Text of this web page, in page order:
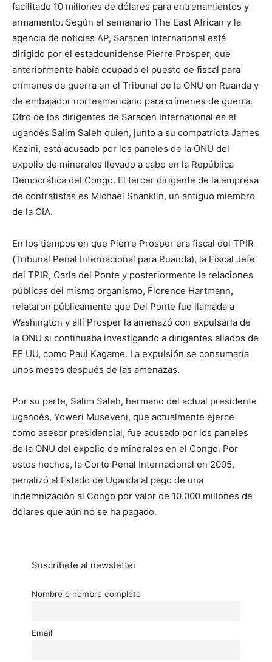
facilitado 10 millones de dólares para entrenamientos y
armamento. Según el semanario The East African y la
agencia de noticias AP, Saracen International está
dirigido por el estadounidense Pierre Prosper, que
anteriormente había ocupado el puesto de fiscal para
crímenes de guerra en el Tribunal de la ONU en Ruanda y
de embajador norteamericano para crímenes de guerra.
Otro de los dirigentes de Saracen International es el
ugandés Salim Saleh quien, junto a su compatriota James
Kazini, está acusado por los paneles de la ONU del
expolio de minerales llevado a cabo en la República
Democrática del Congo. El tercer dirigente de la empresa
de contratistas es Michael Shanklin, un antiguo miembro
de la CIA.
En los tiempos en que Pierre Prosper era fiscal del TPIR
(Tribunal Penal Internacional para Ruanda), la Fiscal Jefe
del TPIR, Carla del Ponte y posteriormente la relaciones
públicas del mismo organismo, Florence Hartmann,
relataron públicamente que Del Ponte fue llamada a
Washington y allí Prosper la amenazó con expulsarla de
la ONU si continuaba investigando a dirigentes aliados de
EE UU, como Paul Kagame. La expulsión se consumaría
unos meses después de las amenazas.
Por su parte, Salim Saleh, hermano del actual presidente
ugandés, Yoweri Museveni, que actualmente ejerce
como asesor presidencial, fue acusado por los paneles
de la ONU del expolio de minerales en el Congo. Por
estos hechos, la Corte Penal Internacional en 2005,
penalizó al Estado de Uganda al pago de una
indemnización al Congo por valor de 10.000 millones de
dólares que aún no se ha pagado.
Suscríbete al newsletter
Nombre o nombre completo
Email